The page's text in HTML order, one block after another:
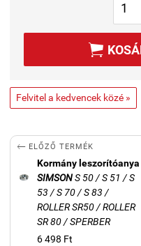

Felvitel a kedvencek közé »
 ELŐZŐ TERMÉK
Kormány leszorítóanya
SIMSONS 50 / S 51 / S
53 / S 70 / S 83 /
ROLLER SR50 / ROLLER
SR 80 / SPERBER
6 498 Ft